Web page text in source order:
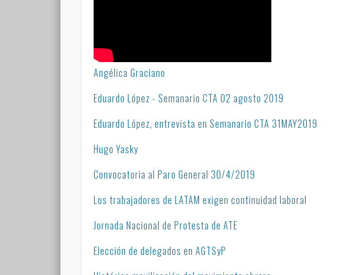
Angélica Graciano
Eduardo López - Semanario CTA 02 agosto 2019
Eduardo López, entrevista en Semanario CTA 31MAY2019
Hugo Yasky
Convocatoria al Paro General 30/4/2019
Los trabajadores de LATAM exigen continuidad laboral
Jornada Nacional de Protesta de ATE
Elección de delegados en AGTSyP